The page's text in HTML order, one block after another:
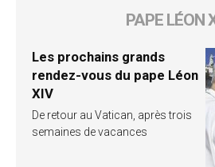
PAPE LÉON
Les prochains grands
rendez-vous du pape Léon
XIV
De retour au Vatican, après trois
semaines de vacances